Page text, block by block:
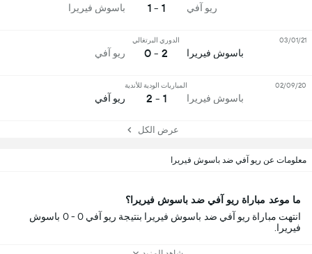
ريو آفي 1 - 1 باسوش فيريرا
باسوش فيريرا
الدوري البرتغالي
2 - 0 ريو آفي
03/01/21
باسوش فيريرا
المباريات الودية للأندية
1 - 2 ريو آفي
02/09/20
عرض الكل
معلومات عن ريو آفي ضد باسوش فيريرا
ما موعد مباراة ريو آفي ضد باسوش فيريرا؟
انتهت مباراة ريو آفي ضد باسوش فيريرا بنتيجة ريو آفي 0 - 0 باسوش
فيريرا.